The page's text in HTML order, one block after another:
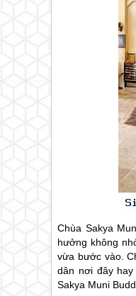
Chùa Sakya
hưởng không
vừa bước vào.
dân nơi đây
Sakya Muni